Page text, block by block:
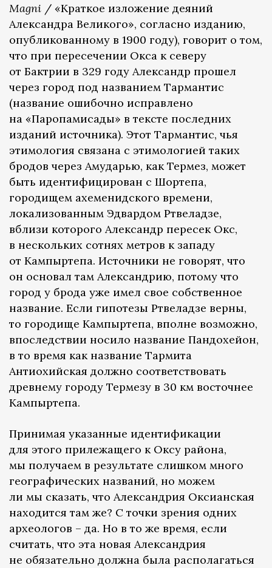
Magni / «Краткое изложение деяний
Александра Великого», согласно изданию,
опубликованному в 1900 году), говорит о том,
что при пересечении Окса к северу
от Бактрии в 329 году Александр прошел
через город под названием Тармантис
(название ошибочно исправлено
на «Паропамисады» в тексте последних
изданий источника). Этот Тармантис, чья
этимология связана с этимологией таких
бродов через Амударью, как Термез, может
быть идентифицирован с Шортепа,
городищем ахеменидского времени,
локализованным Эдвардом Ртвеладзе,
вблизи которого Александр пересек Окс,
в нескольких сотнях метров к западу
от Кампыртепа. Источники не говорят, что
он основал там Александрию, потому что
город у брода уже имел свое собственное
название. Если гипотезы Ртвеладзе верны,
то городище Кампыртепа, вполне возможно,
впоследствии носило название Пандохейон,
в то время как название Тармита
Антиохийская должно соответствовать
древнему городу Термезу в 30 км восточнее
Кампыртепа.
Принимая указанные идентификации
для этого прилежащего к Оксу района,
мы получаем в результате слишком много
географических названий, но можем
ли мы сказать, что Александрия Оксианская
находится там же? С точки зрения одних
археологов – да. Но в то же время, если
считать, что эта новая Александрия
не обязательно должна была располагаться